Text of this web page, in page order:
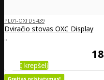
PL01-OXFDS439
Dviračio stovas OXC Display
..
18
Į krepšelį